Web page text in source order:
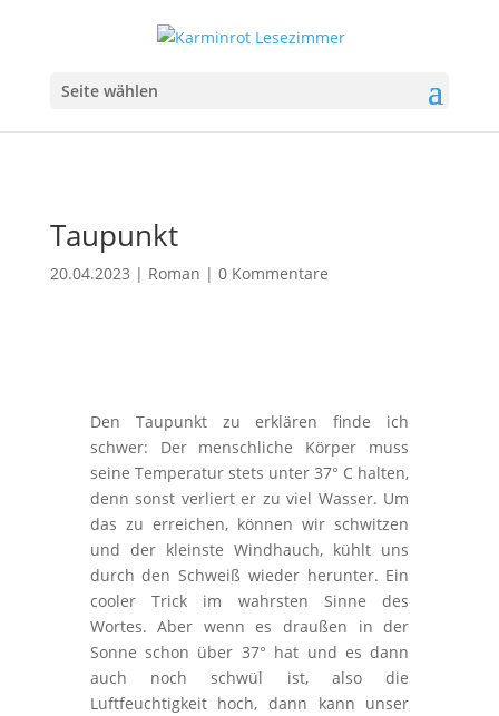
Seite wählen
Taupunkt
20.04.2023 | Roman | 0 Kommentare
Den Taupunkt zu erklären finde ich
schwer: Der menschliche Körper muss
seine Temperatur stets unter 37° C halten,
denn sonst verliert er zu viel Wasser. Um
das zu erreichen, können wir schwitzen
und der kleinste Windhauch, kühlt uns
durch den Schweiß wieder herunter. Ein
cooler Trick im wahrsten Sinne des
Wortes. Aber wenn es draußen in der
Sonne schon über 37° hat und es dann
auch noch schwül ist, also die
Luftfeuchtigkeit hoch, dann kann unser